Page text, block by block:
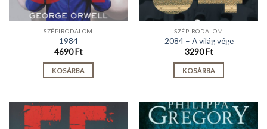
SZÉPIRODALOM
1984
4690Ft
KOSÁRBA
SZÉPIRODALOM
2084 – A világ vége
3290Ft
KOSÁRBA